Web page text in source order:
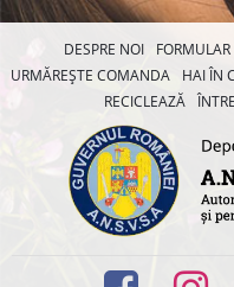
DESPRE NOI FORMULAR
URMĂREȘTE COMANDA
HAI ÎN
RECICLEAZĂ